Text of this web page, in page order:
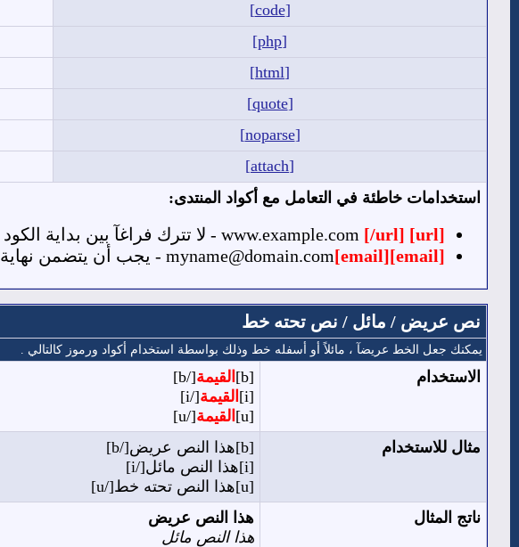
[code]
[php]
[html]
[quote]
[noparse]
[attach]
استخدامات خاطئة في التعامل مع أكواد المنتدى:
[url]
[/url]
- لا تترك فراغآ بين بداية
[email]
myname@domain.com[email] - يجب أن يتضمن
نص عريض / مائل / نص تحته خط
يمكنك جعل الخط عريضآ ، مائلاً أو أسفله خط وذلك بواسطة استخدام أكواد ورموز كالتالي .
الاستخدام [b] القيمة[/b]
[i]
القيمة[/i]
[u]
القيمة[/u]
مثال للاستخدام
[b]هذا النص عريض[/b]
[i]هذا النص مائل[/i]
[u]هذا النص تحته خط[/u]
ناتج المثال
هذا النص عريض
هذا النص مائل